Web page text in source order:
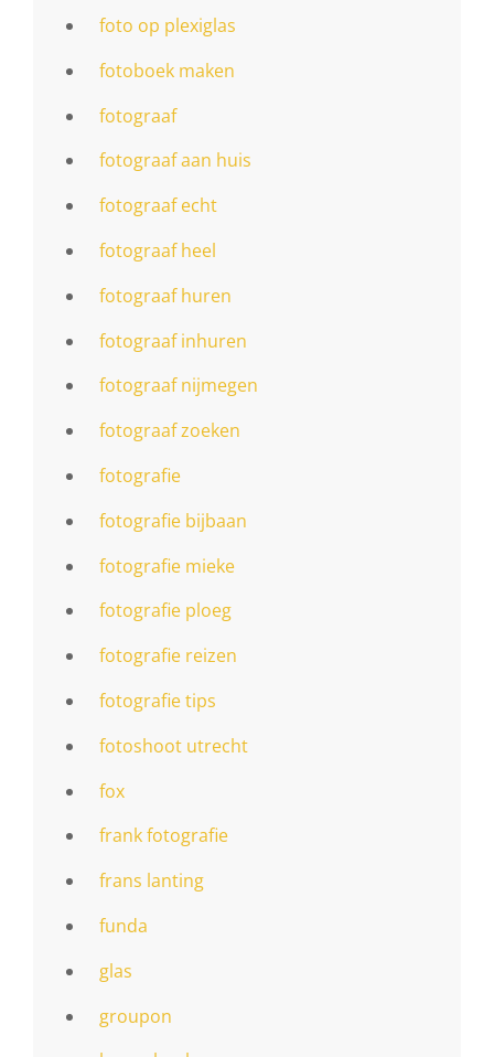
foto op plexiglas
fotoboek maken
fotograaf
fotograaf aan huis
fotograaf echt
fotograaf heel
fotograaf huren
fotograaf inhuren
fotograaf nijmegen
fotograaf zoeken
fotografie
fotografie bijbaan
fotografie mieke
fotografie ploeg
fotografie reizen
fotografie tips
fotoshoot utrecht
fox
frank fotografie
frans lanting
funda
glas
groupon